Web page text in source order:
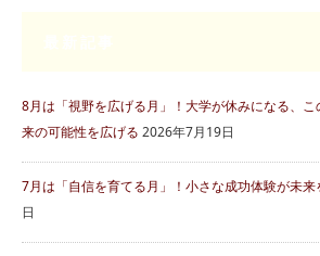
8月は「視野を広げる月」！大学が休みになる、
来の可能性を広げる 2026年7月19日
7月は「自信を育てる月」！小さな成功体験が未来
日